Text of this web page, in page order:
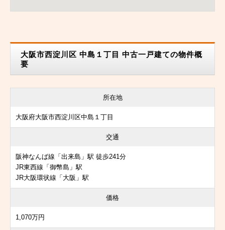
大阪市西淀川区 中島１丁目 中古一戸建ての物件概
要
所在地
大阪府大阪市西淀川区中島１丁目
交通
阪神なんば線「出来島」駅 徒歩241分
JR東西線「御幣島」駅
JR大阪環状線「大阪」駅
価格
1,070万円